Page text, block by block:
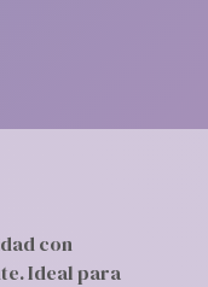
con
Ideal para